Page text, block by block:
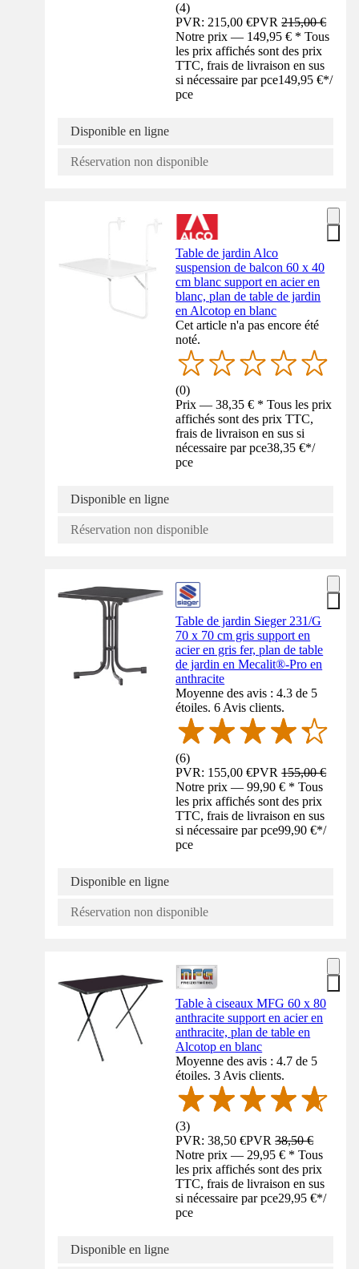
(4)
PVR: 215,00 €PVR215,00 €
Notre prix — 149,95 € * Tous
les prix affichés sont des prix
TTC, frais de livraison en sus
si nécessaire par pce149,95 €*/
pce
Disponible en ligne
Réservation non disponible
Table de jardin Alco
suspension de balcon 60 x 40
cm blanc support en acier en
blanc, plan de table de jardin
en Alcotop en blanc
Cet article n'a pas encore été
noté.
(0)
Prix — 38,35 € * Tous les prix
affichés sont des prix TTC,
frais de livraison en sus si
nécessaire par pce38,35 €*/
pce
Disponible en ligne
Réservation non disponible
Table de jardin Sieger 231/G
70 x 70 cm gris support en
acier en gris fer, plan de table
de jardin en Mecalit®-Pro en
anthracite
Moyenne des avis : 4.3 de 5
étoiles. 6 Avis clients.
(6)
PVR: 155,00 €PVR155,00 €
Notre prix — 99,90 € * Tous
les prix affichés sont des prix
TTC, frais de livraison en sus
si nécessaire par pce99,90 €*/
pce
Disponible en ligne
Réservation non disponible
Table à ciseaux MFG 60 x 80
anthracite support en acier en
anthracite, plan de table en
Alcotop en blanc
Moyenne des avis : 4.7 de 5
étoiles. 3 Avis clients.
(3)
PVR: 38,50 €PVR38,50 €
Notre prix — 29,95 € * Tous
les prix affichés sont des prix
TTC, frais de livraison en sus
si nécessaire par pce29,95 €*/
pce
Disponible en ligne